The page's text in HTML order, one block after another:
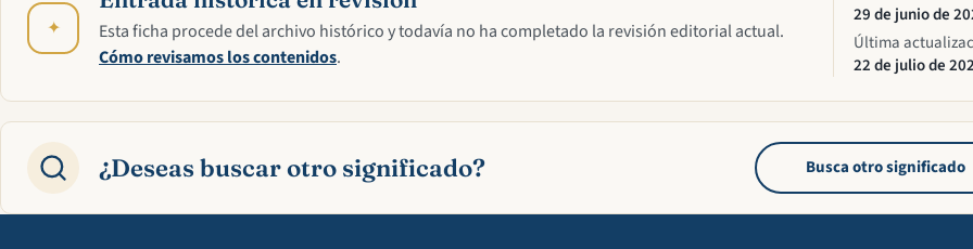
✦
Esta ficha procede del archivo histórico y todavía no ha completado la revisión editorial actual.
Cómo revisamos los contenidos.
29 de junio de
Última
22 de julio de
¿Deseas buscar otro significado? Busca otro significado